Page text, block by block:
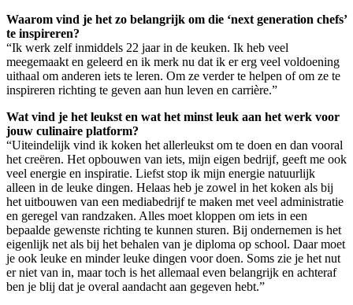
Waarom vind je het zo belangrijk om die ‘next generation chefs’
te inspireren?
“Ik werk zelf inmiddels 22 jaar in de keuken. Ik heb veel
meegemaakt en geleerd en ik merk nu dat ik er erg veel voldoening
uithaal om anderen iets te leren. Om ze verder te helpen of om ze te
inspireren richting te geven aan hun leven en carrière.”
Wat vind je het leukst en wat het minst leuk aan het werk voor
jouw culinaire platform?
“Uiteindelijk vind ik koken het allerleukst om te doen en dan vooral
het creëren. Het opbouwen van iets, mijn eigen bedrijf, geeft me ook
veel energie en inspiratie. Liefst stop ik mijn energie natuurlijk
alleen in de leuke dingen. Helaas heb je zowel in het koken als bij
het uitbouwen van een mediabedrijf te maken met veel administratie
en geregel van randzaken. Alles moet kloppen om iets in een
bepaalde gewenste richting te kunnen sturen. Bij ondernemen is het
eigenlijk net als bij het behalen van je diploma op school. Daar moet
je ook leuke en minder leuke dingen voor doen. Soms zie je het nut
er niet van in, maar toch is het allemaal even belangrijk en achteraf
ben je blij dat je overal aandacht aan gegeven hebt.”